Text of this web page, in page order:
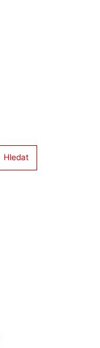
Hledat